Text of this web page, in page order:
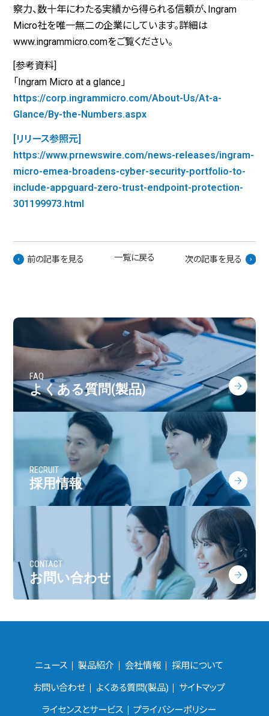
察力、数十年にわたる実績から得られる信頼が、Ingram
Micro社を唯一無二の企業にしています。詳細は
www.ingrammicro.comをご覧ください。
[参考資料]
「Ingram Micro at a glance」
https://corp.ingrammicro.com/About-Us/At-a-
Glance/By-the-Numbers.aspx
[リリース参照元]
https://www.prnewswire.com/news-releases/ingram-
micro-emea-broadens-cyber-security-portfolio-to-
include-appguard-zero-trust-endpoint-protection-
301199973.html
前の記事を見る 一覧に戻る 次の記事を見る
FAQ
よくある質問(製品)
RECRUIT
採用情報
CONTACT
お問い合わせ
ニュース 製品紹介 会社情報 採用について
お問い合わせ よくある質問(製品) サイトマップ
ライセンスとサービス プライバシーポリシー